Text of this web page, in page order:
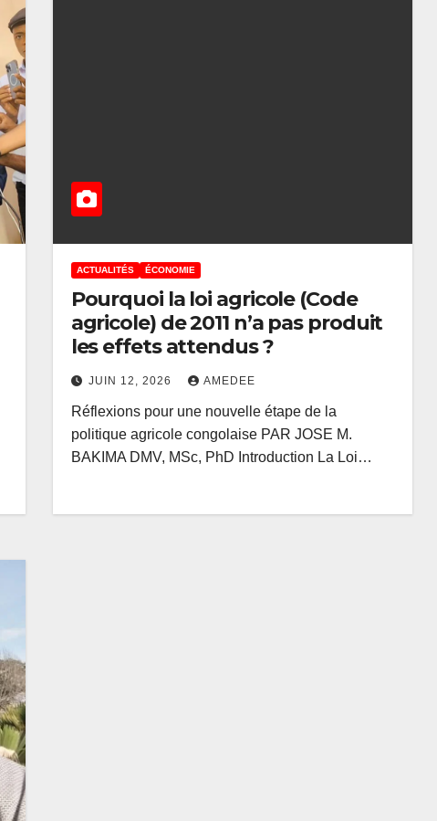
ACTUALITÉS ÉCONOMIE
Pourquoi la loi agricole (Code
agricole) de 2011 n’a pas produit
les effets attendus ?
JUIN 12, 2026 AMEDEE
Réflexions pour une nouvelle étape de la
politique agricole congolaise PAR JOSE M.
BAKIMA DMV, MSc, PhD Introduction La Loi…